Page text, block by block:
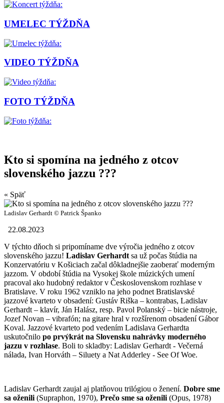
UMELEC TÝŽDŇA
VIDEO TÝŽDŇA
FOTO TÝŽDŇA
Kto si spomína na jedného z otcov
slovenského jazzu ???
« Späť
Ladislav Gerhardt © Patrick Španko
22.08.2023
V týchto dňoch si pripomíname dve výročia jedného z otcov
slovenského jazzu! Ladislav Gerhardt sa už počas štúdia na
Konzervatóriu v Košiciach začal dôkladnejšie zaoberať moderným
jazzom. V období štúdia na Vysokej škole múzických umení
pracoval ako hudobný redaktor v Československom rozhlase v
Bratislave. V roku 1962 vzniklo na jeho podnet Bratislavské
jazzové kvarteto v obsadení: Gustáv Riška – kontrabas, Ladislav
Gerhardt – klavír, Ján Halász, resp. Pavol Polanský – bicie nástroje,
Jozef Novan – vibrafón; na gitare hral v rozšírenom obsadení Gábor
Koval. Jazzové kvarteto pod vedením Ladislava Gerhardta
uskutočnilo po prvýkrát na Slovensku nahrávky moderného
jazzu v rozhlase. Boli to skladby: Ladislav Gerhardt - Večerná
nálada, Ivan Horváth – Siluety a Nat Adderley - See Of Woe.
Ladislav Gerhardt zaujal aj platňovou trilógiou o ženení. Dobre sme
sa oženili (Supraphon, 1970), Prečo sme sa oženili (Opus, 1978)